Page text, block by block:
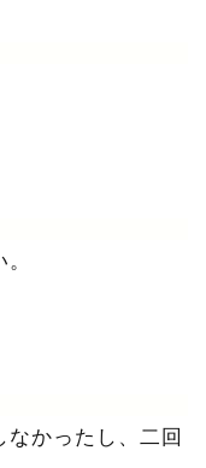
なかったし、二回